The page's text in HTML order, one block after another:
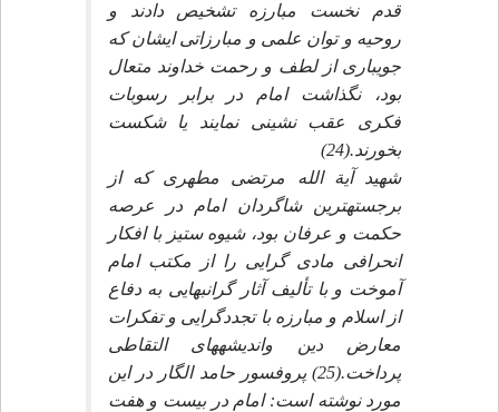
قدم نخست مبارزه تشخيص دادند و
روحيه و توان علمى و مبارزاتى ايشان كه
جويبارى از لطف و رحمت خداوند متعال
بود، نگذاشت امام در برابر رسوبات
فكرى عقب نشينى نمايند يا شكست
بخورند.(24)
شهيد آية الله مرتضى مطهرى كه از
برجسته‏ترين شاگردان امام در عرصه
حكمت و عرفان بود، شيوه ستيز با افكار
انحرافى مادى گرايى را از مكتب امام
آموخت و با تأليف آثار گرانبهايى به دفاع
از اسلام و مبارزه با تجددگرايى و تفكرات
معارض دين وانديشه‏هاى التقاطى
پرداخت.(25) پروفسور حامد الگار در اين
مورد نوشته است: امام در بيست و هفت